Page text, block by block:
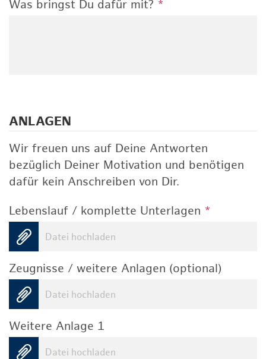
Was bringst Du dafür mit? *
ANLAGEN
Wir freuen uns auf Deine Antworten
bezüglich Deiner Motivation und benötigen
dafür kein Anschreiben von Dir.
Lebenslauf / komplette Unterlagen *
Datei hochladen
Zeugnisse / weitere Anlagen (optional)
Datei hochladen
Weitere Anlage 1
Datei hochladen